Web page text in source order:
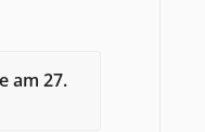
am 27.